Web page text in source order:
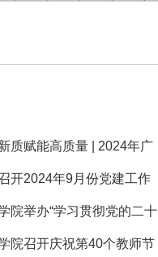
质赋能高质量 | 2024年广
讨会
开2024年9月份党建工作
院举办“学习贯彻党的二十
双高’谋规划 凝心聚力谱
院召开庆祝第40个教师节